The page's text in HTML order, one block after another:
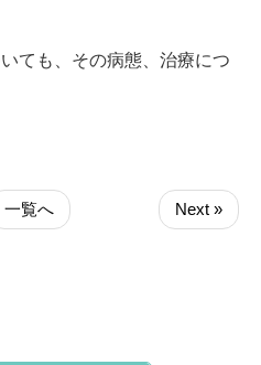
ても、その病態、治療につ
一覧へ Next »